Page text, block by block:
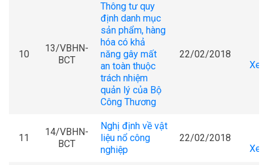
10
13/VBHN-
BCT
Thông tư quy
định danh mục
sản phẩm, hàng
hóa có khả
năng gây mất
an toàn thuộc
trách nhiệm
quản lý của Bộ
Công Thương
22/02/2018
11
14/VBHN-
BCT
Nghị định về vật
liệu nổ công
nghiệp
22/02/2018